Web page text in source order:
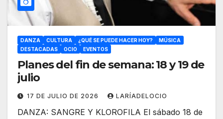
DANZA CULTURA ¿QUÉ SE PUEDE HACER HOY?
MÚSICA
DESTACADAS
OCIO EVENTOS
Planes del fin de semana: 18 y 19 de
julio
17 DE JULIO DE 2026 LARÍADELOCIO
DANZA: SANGRE Y KLOROFILA El sábado 18 de